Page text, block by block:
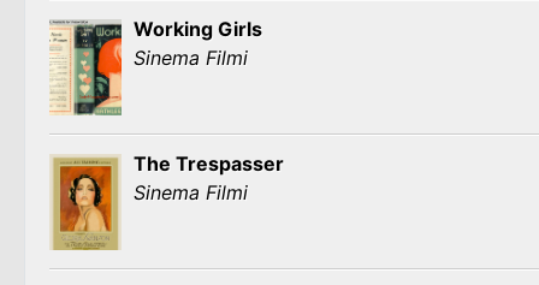
Working Girls
Sinema Filmi
The Trespasser
Sinema Filmi